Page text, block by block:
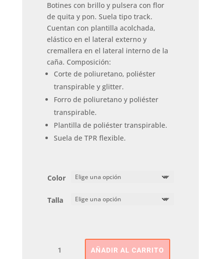
Botines con brillo y pulsera con flor
de quita y pon. Suela tipo track.
Cuentan con plantilla acolchada,
elástico en el lateral externo y
cremallera en el lateral interno de la
caña. Composición:
Corte de poliuretano, poliéster
transpirable y glitter.
Forro de poliuretano y poliéster
transpirable.
Plantilla de poliéster transpirable.
Suela de TPR flexible.
Color
Talla
AÑADIR AL CARRITO